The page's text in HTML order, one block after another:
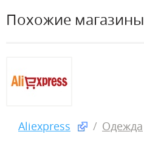
Похожие магазины
Aliexpress Одежда